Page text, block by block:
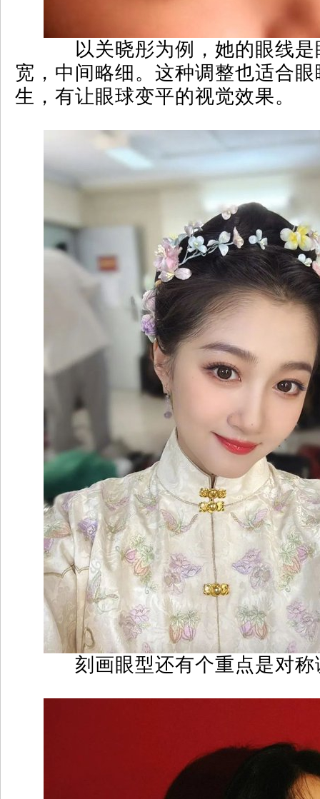
以关晓彤为例，她的眼线是
宽，中间略细。这种调整也适合
生，有让眼球变平的视觉效果。
刻画眼型还有个重点是对称